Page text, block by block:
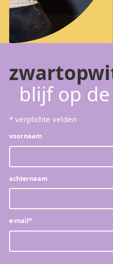
blijf op
* verplichte velden
voornaam
achternaam
e-mail*